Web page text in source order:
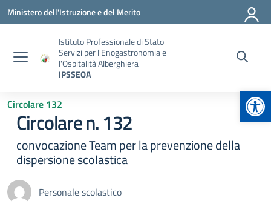
Vai ai contenuti
Vai al menu di navigazione
Vai al footer
Ministero dell'Istruzione e del Merito
Istituto Professionale di Stato
Servizi per l'Enogastronomia e
l'Ospitalità Alberghiera
IPSSEOA
Circolare 132
Circolare n. 132
convocazione Team per la prevenzione della
dispersione scolastica
Personale scolastico